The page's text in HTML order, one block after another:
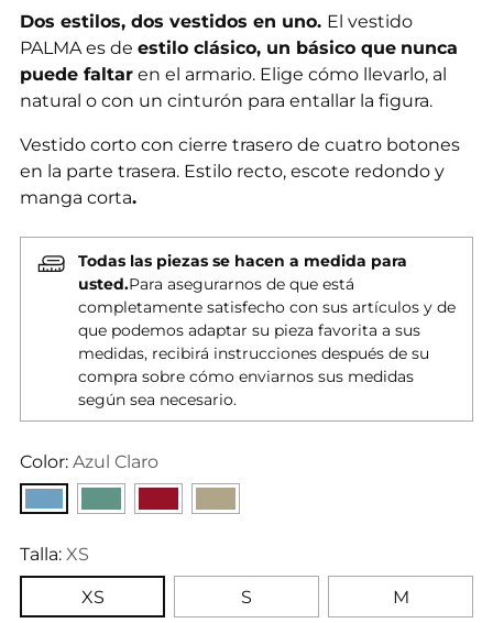
Dos estilos, dos vestidos en uno. El vestido
PALMA es de estilo clásico, un básico que nunca
puede faltar en el armario. Elige cómo llevarlo, al
natural o con un cinturón para entallar la figura.
Vestido corto con cierre trasero de cuatro botones
en la parte trasera. Estilo recto, escote redondo y
manga corta.
Todas las piezas se hacen a medida para
usted.Para asegurarnos de que está
completamente satisfecho con sus artículos y de
que podemos adaptar su pieza favorita a sus
medidas, recibirá instrucciones después de su
compra sobre cómo enviarnos sus medidas
según sea necesario.
Color: Azul Claro
Talla: XS
XS
S M